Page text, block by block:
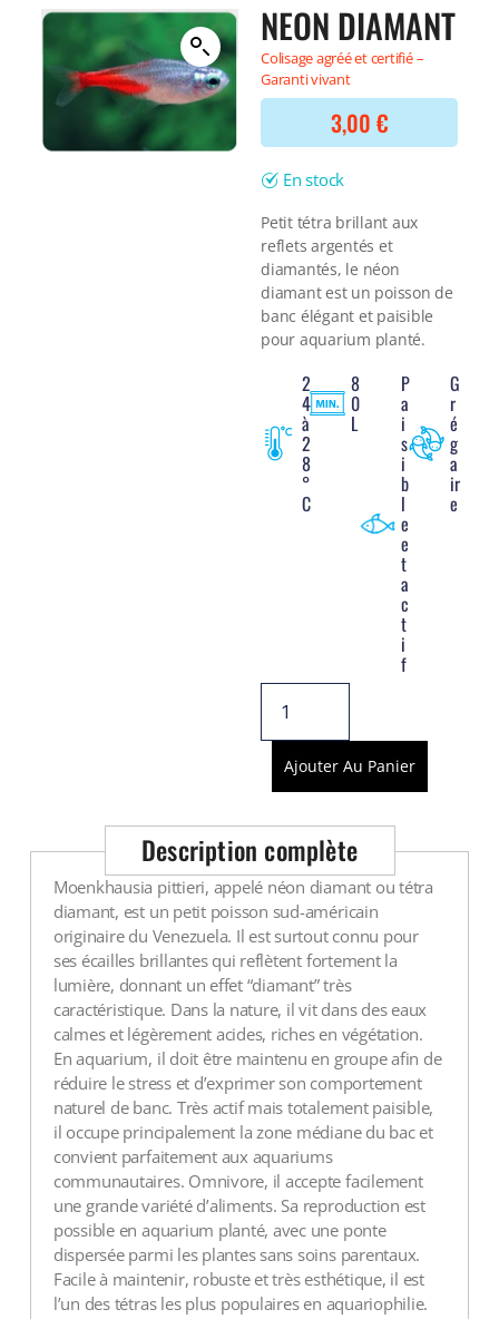
BONNES AFFAIRES
Voir tout
DERNIERS ARRIVAGES
Voir tout
Voir tout
NOURRITURE
Nourriture Lyophilisée
Nourriture sèche
Nourriture vivante
Spéciale herbivores
Voir tout
TRAITEMENT DE L'EAU
Spécial bassin
Additifs
BONNES AFFAIRES
Voir tout
DERNIERS ARRIVAGES
NEON DIAMANT
Colisage agréé et certifié –
Garanti vivant
3,00 €
En stock
Petit tétra brillant aux
reflets argentés et
diamantés, le néon
diamant est un poisson de
banc élégant et paisible
pour aquarium planté.
2
4
à
2
8
°
C
8
0
L
P
a
i
s
i
b
l
e
e
t
a
c
t
i
f
G
r
é
g
a
ir
e
Ajouter Au Panier
Description complète
Moenkhausia pittieri, appelé néon diamant ou tétra
diamant, est un petit poisson sud-américain
originaire du Venezuela. Il est surtout connu pour
ses écailles brillantes qui reflètent fortement la
lumière, donnant un effet “diamant” très
caractéristique. Dans la nature, il vit dans des eaux
calmes et légèrement acides, riches en végétation.
En aquarium, il doit être maintenu en groupe afin de
réduire le stress et d’exprimer son comportement
naturel de banc. Très actif mais totalement paisible,
il occupe principalement la zone médiane du bac et
convient parfaitement aux aquariums
communautaires. Omnivore, il accepte facilement
une grande variété d’aliments. Sa reproduction est
possible en aquarium planté, avec une ponte
dispersée parmi les plantes sans soins parentaux.
Facile à maintenir, robuste et très esthétique, il est
l’un des tétras les plus populaires en aquariophilie.